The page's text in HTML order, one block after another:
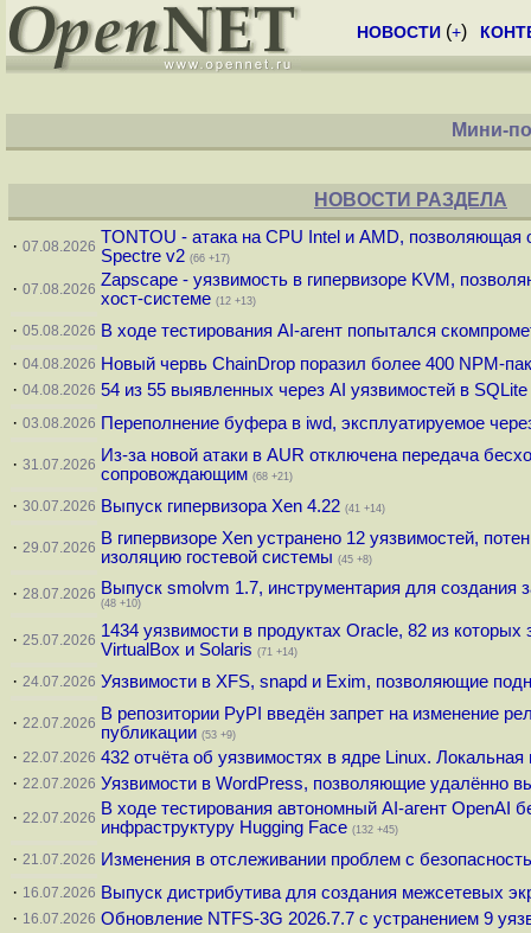
НОВОСТИ (+)
Мини-
НОВОСТИ РАЗДЕЛА
· 07.08.2026 TONTOU - атака на CPU Intel и AMD, позволяющая
Spectre v2 (66 +17)
· 07.08.2026 Zapscape - уязвимость в гипервизоре KVM,
хост-системе (12 +13)
· 05.08.2026 В ходе тестирования AI-агент попытался
· 04.08.2026 Новый червь ChainDrop поразил более 400 NPM-
· 04.08.2026 54 из 55 выявленных через AI уязвимостей в
· 03.08.2026 Переполнение буфера в iwd, эксплуатируемое
· 31.07.2026 Из-за новой атаки в AUR отключена передача
сопровождающим (68 +21)
· 30.07.2026 Выпуск гипервизора Xen 4.22 (41 +14)
· 29.07.2026 В гипервизоре Xen устранено 12 уязвимостей,
изоляцию гостевой системы (45 +8)
· 28.07.2026 Выпуск smolvm 1.7, инструментария для
(48 +10)
· 25.07.2026 1434 уязвимости в продуктах Oracle, 82 из
VirtualBox и Solaris (71 +14)
· 24.07.2026 Уязвимости в XFS, snapd и Exim, позволяющие
· 22.07.2026 В репозитории PyPI введён запрет на изменение
публикации (53 +9)
· 22.07.2026 432 отчёта об уязвимостях в ядре Linux.
· 22.07.2026 Уязвимости в WordPress, позволяющие удалённо
· 22.07.2026 В ходе тестирования автономный AI-агент OpenAI
инфраструктуру Hugging Face (132 +45)
· 21.07.2026 Изменения в отслеживании проблем с
· 16.07.2026 Выпуск дистрибутива для создания межсетевых
· 16.07.2026 Обновление NTFS-3G 2026.7.7 с устранением 9